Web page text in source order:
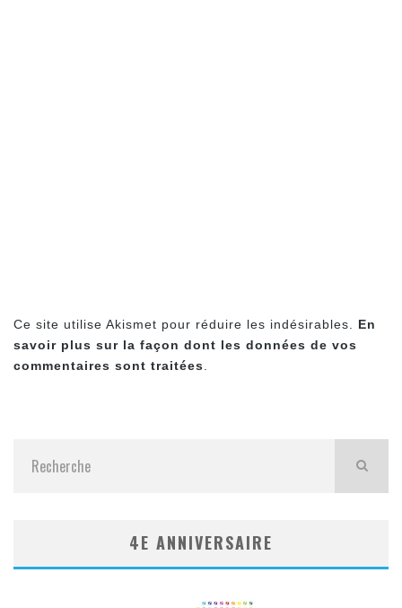
Ce site utilise Akismet pour réduire les indésirables. En
savoir plus sur la façon dont les données de vos
commentaires sont traitées.
4E ANNIVERSAIRE